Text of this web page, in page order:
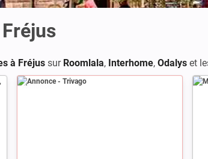
à Fréjus sur Roomlala, Interhome, Odalys et
Annonce